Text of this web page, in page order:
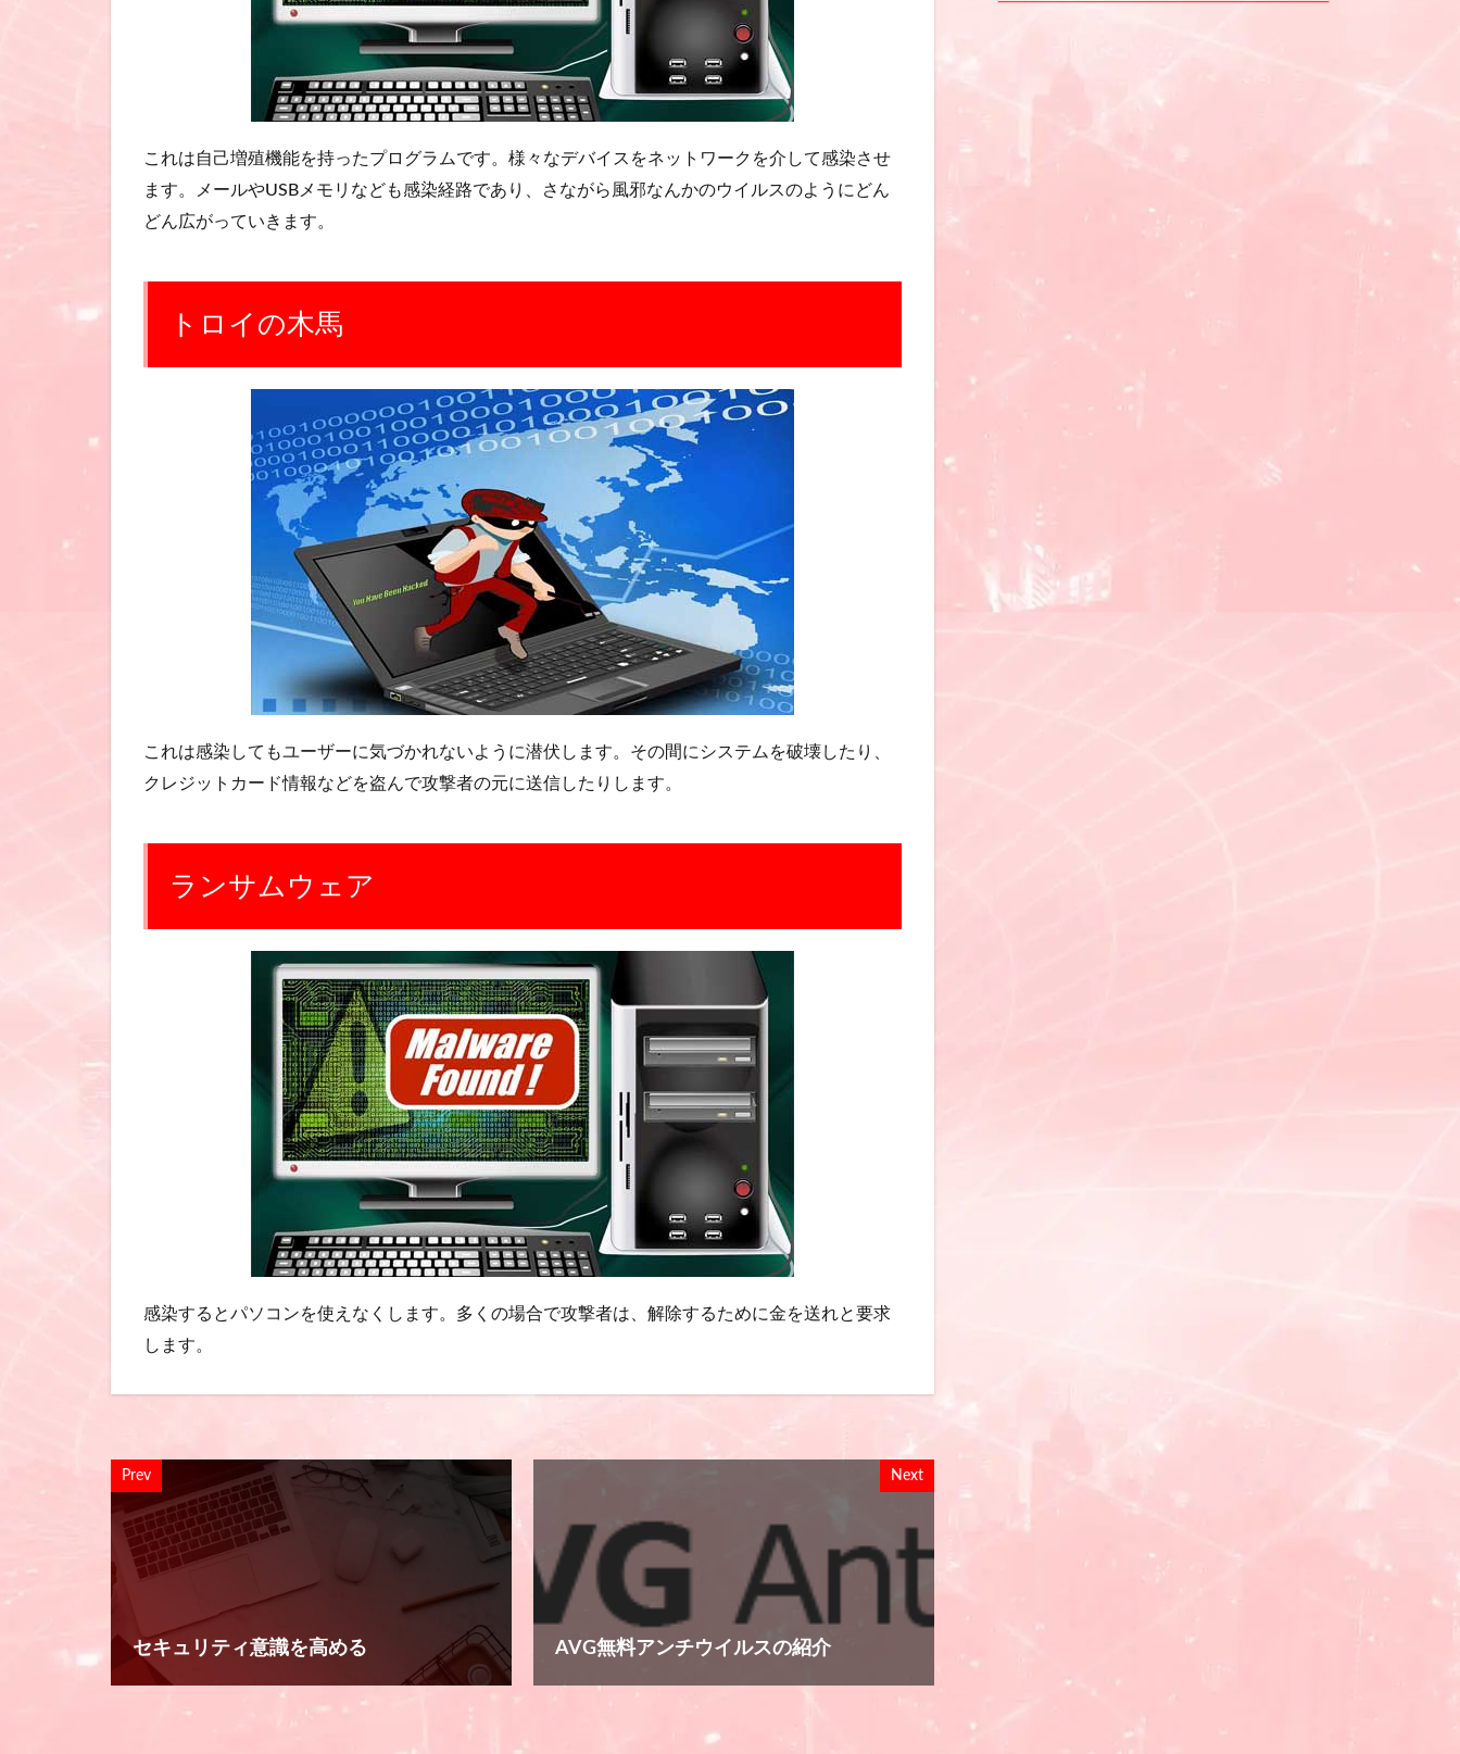
これは自己増殖機能を持ったプログラムです。様々なデバイスをネットワークを介して感染させ
ます。メールやUSBメモリなども感染経路であり、さながら風邪なんかのウイルスのようにどん
どん広がっていきます。
トロイの木馬
これは感染してもユーザーに気づかれないように潜伏します。その間にシステムを破壊したり、
クレジットカード情報などを盗んで攻撃者の元に送信したりします。
ランサムウェア
感染するとパソコンを使えなくします。多くの場合で攻撃者は、解除するために金を送れと要求
します。
Prev
セキュリティ意識を高める
Next
AVG無料アンチウイルスの紹介